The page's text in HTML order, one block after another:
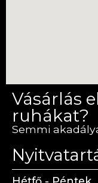
Vásárlás
ruhákat?
Semmi